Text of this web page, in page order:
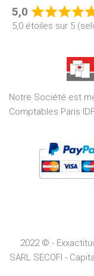
5,0
Rated
5,0
of
5
5,0 étoiles sur 5
Notre Société est
Comptables Paris
2022 © -
SARL SECOFI -